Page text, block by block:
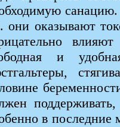
санацию.
они оказывают
и
в последние